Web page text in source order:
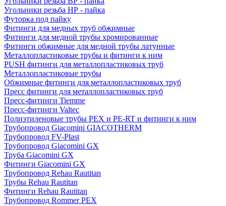
Угольники резьба НР - пайка
Футорка под пайку
Фитинги для медных труб обжимные
Фитинги для медной трубы хромированные
Фитинги обжимные для медной трубы латунные
Металлопластиковые трубы и фитинги к ним
PUSH фитинги для металлопластиковых труб
Металлопластиковые трубы
Обжимные фитинги для металлопластиковых труб
Пресс фитинги для металлопластиковых труб
Пресс-фитинги Tiemme
Пресс-фитинги Valtec
Полиэтиленовые трубы PEX и PE-RT и фитинги к ним
Трубопровод Giacomini GIACOTHERM
Трубопровод FV-Plast
Трубопровод Giacomini GX
Труба Giacomini GX
Фитинги Giacomini GX
Трубопровод Rehau Rautitan
Трубы Rehau Rautitan
Фитинги Rehau Rautitan
Трубопровод Rommer PEX